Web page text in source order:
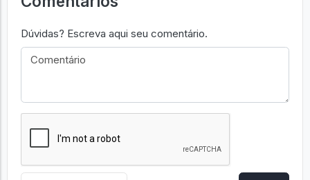
Dúvidas? Escreva aqui seu comentário.